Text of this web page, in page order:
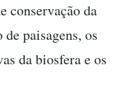
conservação da
paisagens, os
da biosfera e os